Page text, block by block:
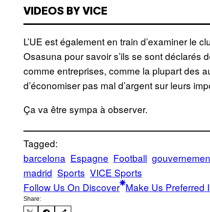
VIDEOS BY VICE
L’UE est également en train d’examiner le
Osasuna pour savoir s’ils se sont déclarés
comme entreprises, comme la plupart des
d’économiser pas mal d’argent sur leurs
Ça va être sympa à observer.
Tagged:
barcelona Espagne Football
madrid Sports VICE Sports
Follow Us On Discover Make Us Preferred
Share: